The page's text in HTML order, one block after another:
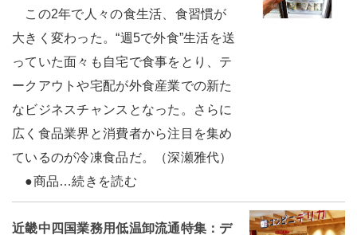
この2年で人々の食生活、食習慣が
大きく変わった。“週5で外食”生活を送
っていた面々も自宅で食事をとり、テ
ークアウトや宅配が外食産業での新た
なビジネスチャンスとなった。さらに
広く食品業界と消費者から注目を集め
ているのが冷凍食品だ。（深瀬雅代）
●商品…続きを読む
近畿中四国業務用低温卸流通特集：デ